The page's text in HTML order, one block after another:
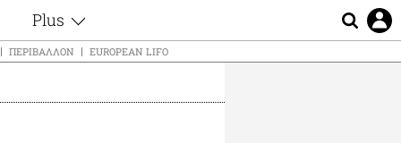
Plus
Θέματα
ΠΕΡΙΒΆΛΛΟΝ EUROPEAN LIFO